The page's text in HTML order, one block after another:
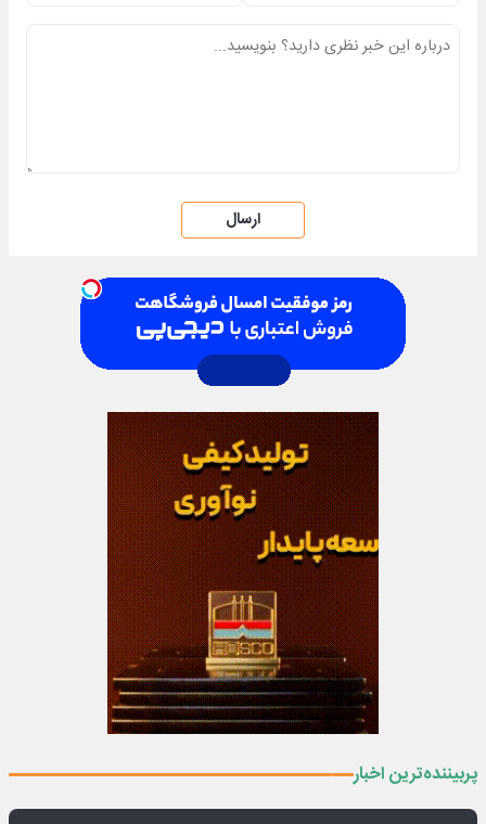
ارسال
پربیننده‌ترین اخبار